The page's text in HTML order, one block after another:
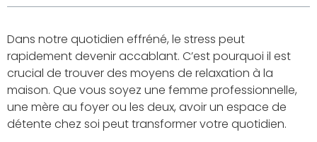
Dans notre quotidien effréné, le stress peut
rapidement devenir accablant. C’est pourquoi il est
crucial de trouver des moyens de relaxation à la
maison. Que vous soyez une femme professionnelle,
une mère au foyer ou les deux, avoir un espace de
détente chez soi peut transformer votre quotidien.